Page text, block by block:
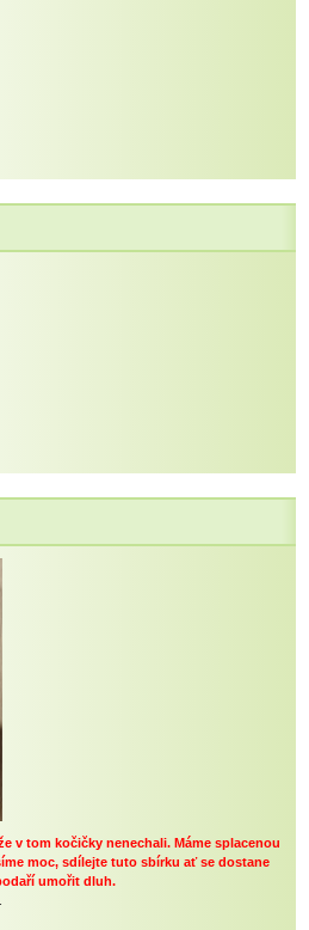
v tom kočičky nenechali. Máme splacenou
moc, sdílejte tuto sbírku ať se dostane
umořit dluh.